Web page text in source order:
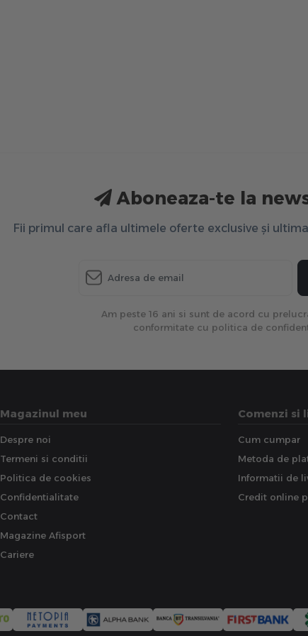
Aboneaza-te la
Fii primul care afla ultimele oferte exclusive și
Am peste 16 ani si sunt de acord cu
conformitate cu politica de
Magazinul meu
Despre noi
Termeni si conditii
Politica de cookies
Confidentialitate
Contact
Magazine Afisport
Cariere
Comenzi si
Cum cumpar
Metoda de
Informatii de
Credit online